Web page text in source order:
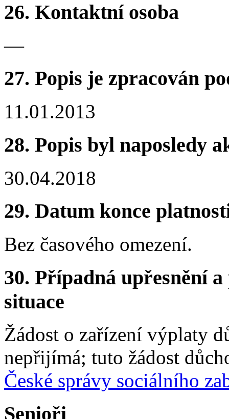
26. Kontaktní osoba
—
27. Popis je zpracován
11.01.2013
28. Popis byl naposledy
30.04.2018
29. Datum konce
Bez časového omezení.
30. Případná upřesnění
situace
Žádost o zařízení výplaty
nepřijímá; tuto žádost
České správy sociálního
Senioři